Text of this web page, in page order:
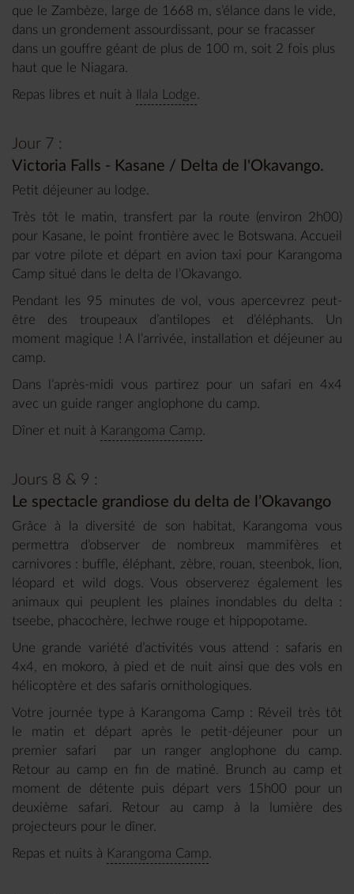
que le Zambèze, large de 1668 m, s’élance dans le vide,
dans un grondement assourdissant, pour se fracasser
dans un gouffre géant de plus de 100 m, soit 2 fois plus
haut que le Niagara.
Repas libres et nuit à
Ilala Lodge
Jour 7 :
Victoria Falls - Kasane / Delta de l'Okavango.
Petit déjeuner au lodge.
Très tôt le matin, transfert par la route (environ 2h00)
pour Kasane, le point frontière avec le Botswana. Accueil
par votre pilote et départ en avion taxi pour Karangoma
Camp situé dans le delta de l’Okavango.
Pendant les 95 minutes de vol, vous apercevrez peut-
être des troupeaux d’antilopes et d’éléphants. Un
moment magique ! A l’arrivée, installation et déjeuner au
camp.
Dans l’après-midi vous partirez pour un safari en 4x4
avec un guide ranger anglophone du camp.
Dîner et nuit à Karangoma Camp
Jours 8 & 9 :
Le spectacle grandiose du delta de l’Okavango
Grâce à la diversité de son habitat, Karangoma vous
permettra d’observer de nombreux mammifères et
carnivores : buffle, éléphant, zèbre, rouan, steenbok, lion,
léopard et wild dogs. Vous observerez également les
animaux qui peuplent les plaines inondables du delta :
tseebe, phacochère, lechwe rouge et hippopotame.
Une grande variété d’activités vous attend : safaris en
4x4, en mokoro, à pied et de nuit ainsi que des vols en
hélicoptère et des safaris ornithologiques.
Votre journée type à Karangoma Camp : Réveil très tôt
le matin et départ après le petit-déjeuner pour un
premier safari par un ranger anglophone du camp.
Retour au camp en fin de matiné. Brunch au camp et
moment de détente puis départ vers 15h00 pour un
deuxième safari. Retour au camp à la lumière des
projecteurs pour le dîner.
Repas et nuits à Karangoma Camp